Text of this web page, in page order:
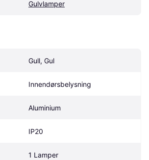
Gulvlamper
Gull, Gul
Innendørsbelysning
Aluminium
IP20
1 Lamper